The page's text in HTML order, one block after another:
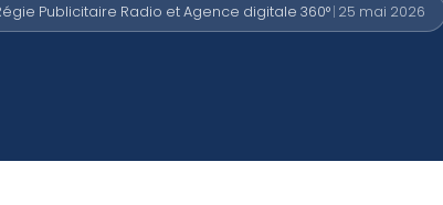
Publicitaire Radio et Agence digitale 360° | 25 mai 2026